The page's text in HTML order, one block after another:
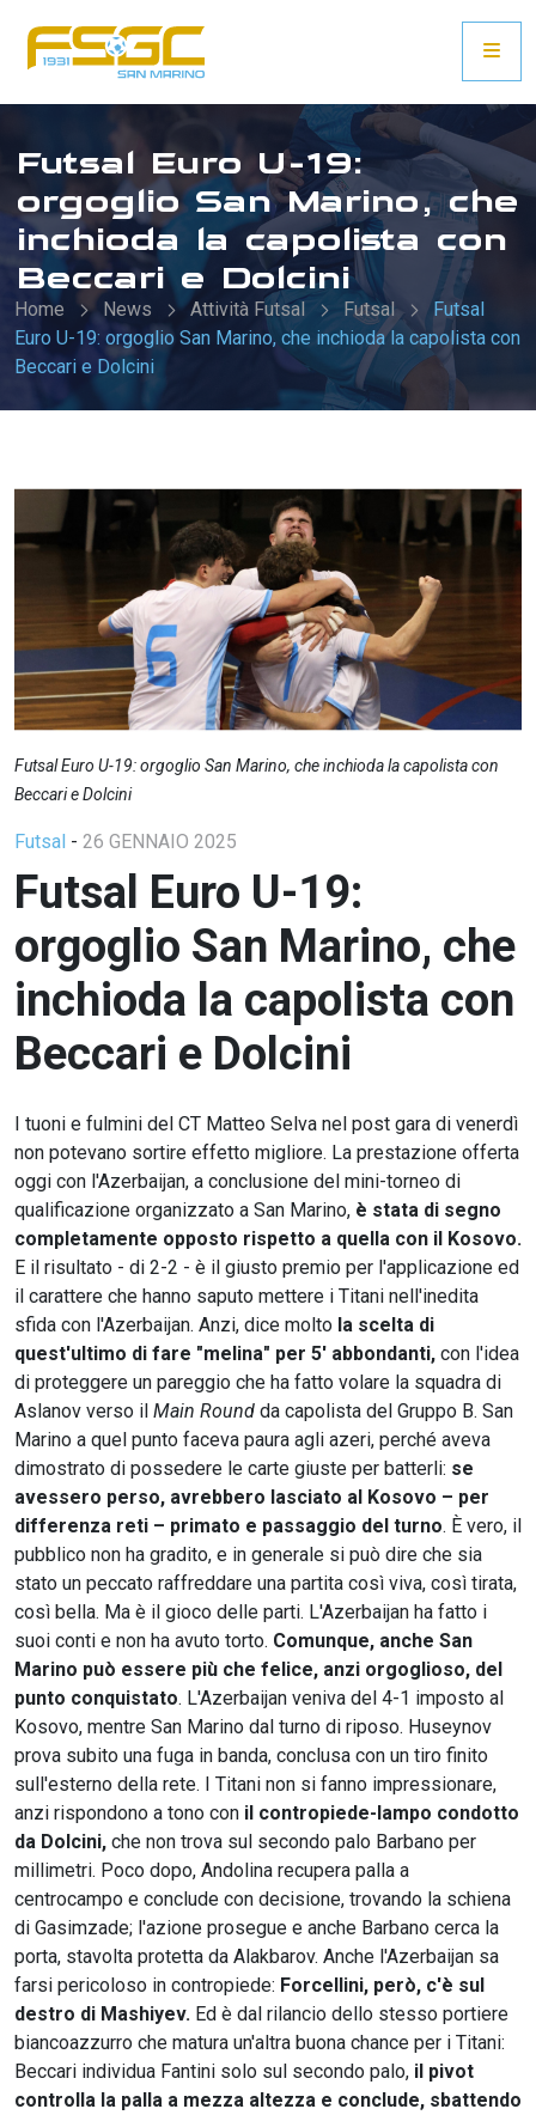
Futsal Euro U-19:
orgoglio San Marino, che
inchioda la capolista con
Beccari e Dolcini
Home News Attività Futsal Futsal
Futsal
Euro U-19: orgoglio San Marino, che inchioda la capolista con
Beccari e Dolcini
Futsal Euro U-19: orgoglio San Marino, che inchioda la capolista con
Beccari e Dolcini
Futsal - 26 GENNAIO 2025
Futsal Euro U-19:
orgoglio San Marino, che
inchioda la capolista con
Beccari e Dolcini
I tuoni e fulmini del CT Matteo Selva nel post gara di venerdì
non potevano sortire effetto migliore. La prestazione offerta
oggi con l'Azerbaijan, a conclusione del mini-torneo di
qualificazione organizzato a San Marino, è stata di segno
completamente opposto rispetto a quella con il Kosovo.
E il risultato - di 2-2 - è il giusto premio per l'applicazione ed
il carattere che hanno saputo mettere i Titani nell'inedita
sfida con l'Azerbaijan. Anzi, dice molto la scelta di
quest'ultimo di fare "melina" per 5' abbondanti, con l'idea
di proteggere un pareggio che ha fatto volare la squadra di
Aslanov verso il Main Round da capolista del Gruppo B. San
Marino a quel punto faceva paura agli azeri, perché aveva
dimostrato di possedere le carte giuste per batterli: se
avessero perso, avrebbero lasciato al Kosovo – per
differenza reti – primato e passaggio del turno. È vero, il
pubblico non ha gradito, e in generale si può dire che sia
stato un peccato raffreddare una partita così viva, così tirata,
così bella. Ma è il gioco delle parti. L'Azerbaijan ha fatto i
suoi conti e non ha avuto torto. Comunque, anche San
Marino può essere più che felice, anzi orgoglioso, del
punto conquistato. L'Azerbaijan veniva del 4-1 imposto al
Kosovo, mentre San Marino dal turno di riposo. Huseynov
prova subito una fuga in banda, conclusa con un tiro finito
sull'esterno della rete. I Titani non si fanno impressionare,
anzi rispondono a tono con il contropiede-lampo condotto
da Dolcini, che non trova sul secondo palo Barbano per
millimetri. Poco dopo, Andolina recupera palla a
centrocampo e conclude con decisione, trovando la schiena
di Gasimzade; l'azione prosegue e anche Barbano cerca la
porta, stavolta protetta da Alakbarov. Anche l'Azerbaijan sa
farsi pericoloso in contropiede: Forcellini, però, c'è sul
destro di Mashiyev. Ed è dal rilancio dello stesso portiere
biancoazzurro che matura un'altra buona chance per i Titani:
Beccari individua Fantini solo sul secondo palo, il pivot
controlla la palla a mezza altezza e conclude, sbattendo